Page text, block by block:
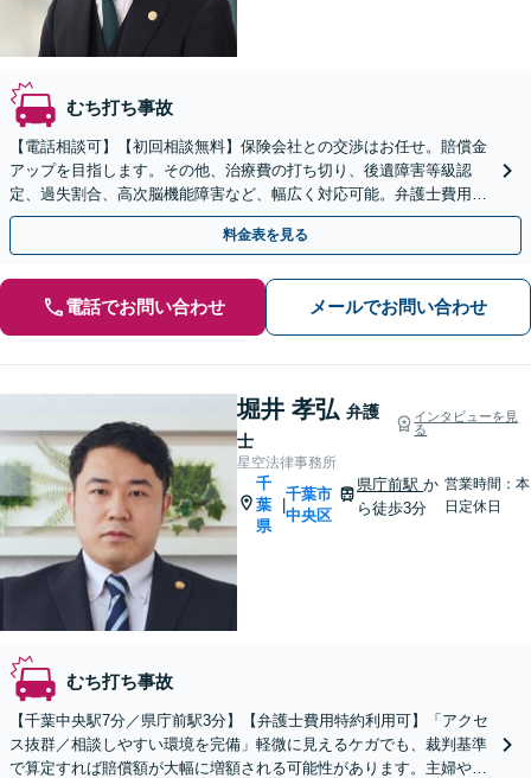
むち打ち事故
【電話相談可】【初回相談無料】保険会社との交渉はお任せ。賠償金
アップを目指します。その他、治療費の打ち切り、後遺障害等級認
定、過失割合、高次脳機能障害など、幅広く対応可能。弁護士費用特
約も利用可【夜間・休日面談可】【本千葉駅徒歩３分】
料金表を見る
電話でお問い合わせ メールでお問い合わせ
堀井 孝弘 弁護
士
インタビューを見
る
星空法律事務所
千
葉
県
千葉市
中央区
県庁前駅か
ら徒歩3分
営業時間：本
日定休日
むち打ち事故
【千葉中央駅7分／県庁前駅3分】【弁護士費用特約利用可】「アクセ
ス抜群／相談しやすい環境を完備」軽微に見えるケガでも、裁判基準
で算定すれば賠償額が大幅に増額される可能性があります。主婦やパ